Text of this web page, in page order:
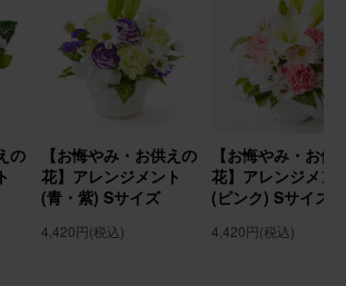
さん
花を贈りました！ とても喜ばれました！
えの花】アレンジメント(ピンク) Sサイ
の
【お悔やみ・お供えの
花】アレンジメント
(青・紫) Sサイズ
4,420円(税込)
【お悔やみ・お供
花】アレンジメン
(ピンク) Sサイズ
4,420円(税込)